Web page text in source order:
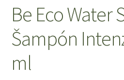
Obchod
Obchodní podmínky
Odstoupení od smlouvy
Be Eco Water
Šampón
ml